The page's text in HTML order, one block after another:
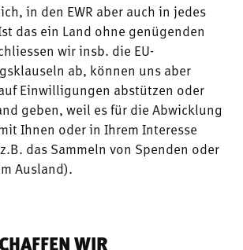
in den EWR aber auch in jedes
das ein Land ohne genügenden
wir insb. die EU-
ab, können uns aber
Einwilligungen abstützen oder
geben, weil es für die Abwicklung
Ihnen oder in Ihrem Interesse
das Sammeln von Spenden oder
Ausland).
WIR